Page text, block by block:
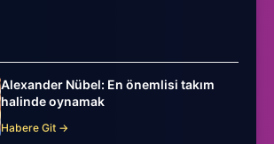
Alexander Nübel: En önemlisi takım
halinde oynamak
Habere Git →